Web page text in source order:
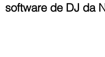
software de DJ da